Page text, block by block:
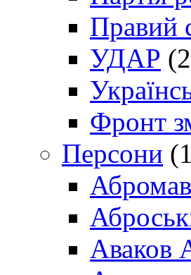
Правий
УДАР
Фронт
Персони
Аваков